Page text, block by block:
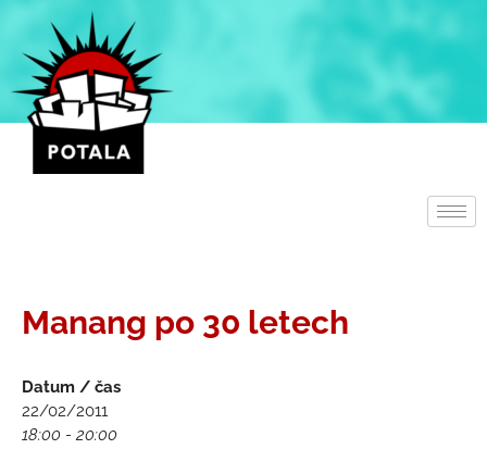
Přeskočit
obsah
Manang po 30 letech
Datum / čas
22/02/2011
18:00 - 20:00